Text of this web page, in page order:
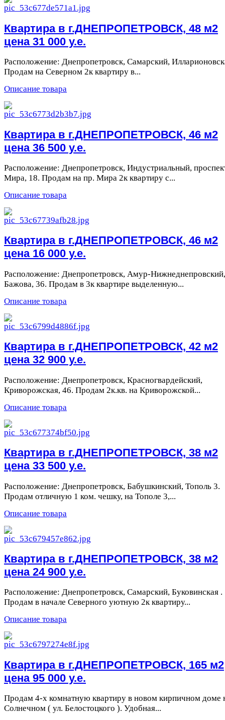
Квартира в г.ДНЕПРОПЕТРОВСК, 48 м2
цена 31 000 у.е.
Расположение: Днепропетровск, Самарский,
Продам на Северном 2к квартиру в...
Описание товара
Квартира в г.ДНЕПРОПЕТРОВСК, 46 м2
цена 36 500 у.е.
Расположение: Днепропетровск, Индустриальный,
Мира, 18. Продам на пр. Мира 2к квартиру с...
Описание товара
Квартира в г.ДНЕПРОПЕТРОВСК, 46 м2
цена 16 000 у.е.
Расположение: Днепропетровск, Амур-Нижнеднепровский,
Бажова, 36. Продам в 3к квартире выделенную...
Описание товара
Квартира в г.ДНЕПРОПЕТРОВСК, 42 м2
цена 32 900 у.е.
Расположение: Днепропетровск, Красногвардейский,
Криворожская, 46. Продам 2к.кв. на Криворожской...
Описание товара
Квартира в г.ДНЕПРОПЕТРОВСК, 38 м2
цена 33 500 у.е.
Расположение: Днепропетровск, Бабушкинский, Тополь 3.
Продам отличную 1 ком. чешку, на Тополе 3,...
Описание товара
Квартира в г.ДНЕПРОПЕТРОВСК, 38 м2
цена 24 900 у.е.
Расположение: Днепропетровск, Самарский, Буковинская .
Продам в начале Северного уютную 2к квартиру...
Описание товара
Квартира в г.ДНЕПРОПЕТРОВСК, 165 м2
цена 95 000 у.е.
Продам 4-х комнатную квартиру в новом кирпичном доме
Солнечном ( ул. Белостоцкого ). Удобная...